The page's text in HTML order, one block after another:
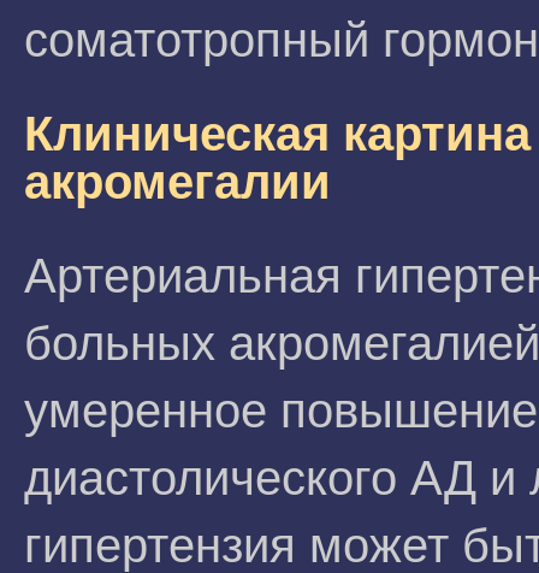
соматотропный
Клиническая
акромегалии
Артериальная
больных
умеренное повышение
диастолического АД
гипертензия может